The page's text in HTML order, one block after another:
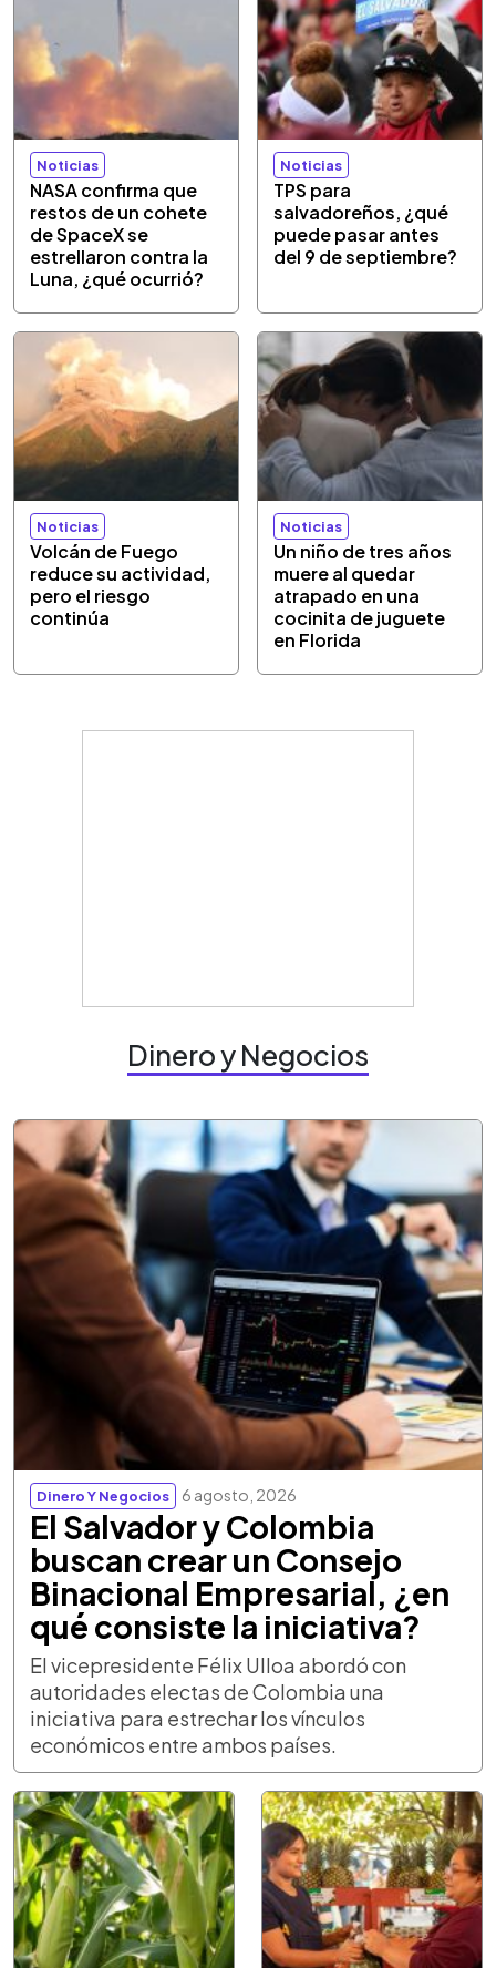
Noticias
NASA confirma que
restos de un cohete
de SpaceX se
estrellaron contra la
Luna, ¿qué ocurrió?
Noticias
TPS para
salvadoreños, ¿qué
puede pasar antes
del 9 de septiembre?
Noticias
Volcán de Fuego
reduce su actividad,
pero el riesgo
continúa
Noticias
Un niño de tres años
muere al quedar
atrapado en una
cocinita de juguete
en Florida
Dinero y Negocios
Dinero Y Negocios 6 agosto, 2026
El Salvador y Colombia
buscan crear un Consejo
Binacional Empresarial, ¿en
qué consiste la iniciativa?
El vicepresidente Félix Ulloa abordó con
autoridades electas de Colombia una
iniciativa para estrechar los vínculos
económicos entre ambos países.